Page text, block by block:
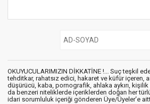
OKUYUCULARIMIZIN DİKKATİNE !... Suç teşkil
tehditkar, rahatsız edici, hakaret ve küfür içeren,
düşürücü, kaba, pornografik, ahlaka aykırı, kişilik
da benzeri niteliklerde içeriklerden doğan her
idari sorumluluk içeriği gönderen Üye/Üyeler’e